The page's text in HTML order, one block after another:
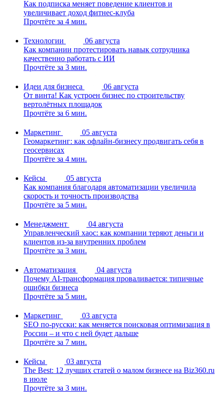
Как подписка меняет поведение клиентов и
увеличивает доход фитнес-клуба
Прочтёте за 4 мин.
Технологии
06 августа
Как компании протестировать навык сотрудника
качественно работать с ИИ
Прочтёте за 3 мин.
Идеи для бизнеса
06 августа
От винта! Как устроен бизнес по строительству
вертолётных площадок
Прочтёте за 6 мин.
Маркетинг
05 августа
Геомаркетинг: как офлайн-бизнесу продвигать себя в
геосервисах
Прочтёте за 4 мин.
Кейсы
05 августа
Как компания благодаря автоматизации увеличила
скорость и точность производства
Прочтёте за 5 мин.
Менеджмент
04 августа
Управленческий хаос: как компании теряют деньги и
клиентов из-за внутренних проблем
Прочтёте за 3 мин.
Автоматизация
04 августа
Почему AI-трансформация проваливается: типичные
ошибки бизнеса
Прочтёте за 5 мин.
Маркетинг
03 августа
SEO по-русски: как меняется поисковая оптимизация в
России – и что с ней будет дальше
Прочтёте за 7 мин.
Кейсы
03 августа
The Best: 12 лучших статей о малом бизнесе на Biz360.ru
в июле
Прочтёте за 3 мин.